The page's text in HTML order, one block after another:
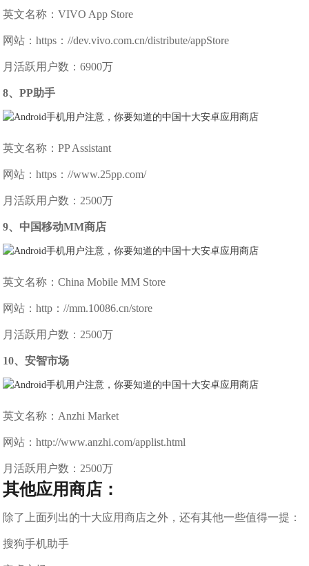
英文名称：VIVO App Store
网站：https：//dev.vivo.com.cn/distribute/appStore
月活跃用户数：6900万
8、PP助手
英文名称：PP Assistant
网站：https：//www.25pp.com/
月活跃用户数：2500万
9、中国移动MM商店
英文名称：China Mobile MM Store
网站：http：//mm.10086.cn/store
月活跃用户数：2500万
10、安智市场
英文名称：Anzhi Market
网站：http://www.anzhi.com/applist.html
月活跃用户数：2500万
其他应用商店：
除了上面列出的十大应用商店之外，还有其他一些值得一提：
搜狗手机助手